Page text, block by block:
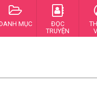
MỤC
ĐỌC
TRUYỆN